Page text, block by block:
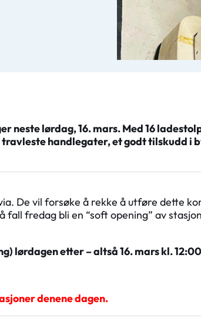
neste lørdag, 16. mars. Med 16
handlegater, et godt tilskudd i
De vil forsøke å rekke å utføre dette
fredag bli en “soft opening” av
lørdagen etter – altså 16. mars kl.
denene dagen.